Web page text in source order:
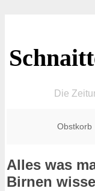
Die
Alles was
Birnen